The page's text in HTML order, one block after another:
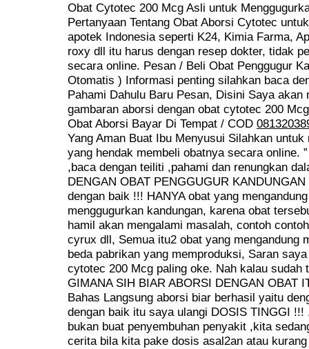
Obat Cytotec 200 Mcg Asli untuk
Pertanyaan Tentang Obat Aborsi Cytotec
apotek Indonesia seperti K24, Kimia Farma,
roxy dll itu harus dengan resep dokter, tidak
secara online. Pesan / Beli Obat Penggugur
Otomatis ) Informasi penting silahkan baca
Pahami Dahulu Baru Pesan, Disini Saya akan
gambaran aborsi dengan obat cytotec 200
Obat Aborsi Bayar Di Tempat / COD
Yang Aman Buat Ibu Menyusui Silahkan
yang hendak membeli obatnya secara online.
,baca dengan teiliti ,pahami dan renungkan
DENGAN OBAT PENGGUGUR
dengan baik !!! HANYA obat yang
menggugurkan kandungan, karena obat
hamil akan mengalami masalah, contoh
cyrux dll, Semua itu2 obat yang mengandung
beda pabrikan yang memproduksi, Saran
cytotec 200 Mcg paling oke. Nah kalau
GIMANA SIH BIAR ABORSI DENGAN OBAT
Bahas Langsung aborsi biar berhasil yaitu
dengan baik itu saya ulangi DOSIS TINGGI
bukan buat penyembuhan penyakit ,kita
cerita bila kita pake dosis asal2an atau